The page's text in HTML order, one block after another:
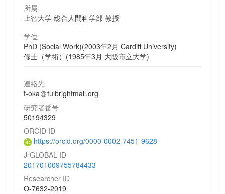
所属
上智大学 総合人間科学部 教授
学位
PhD (Social Work)(2003年2月 Cardiff University)
修士（学術）(1985年3月 大阪市立大学)
連絡先
t-oka
fulbrightmail.org
研究者番号
50194329
ORCID ID
https://orcid.org/0000-0002-7451-9628
J-GLOBAL ID
201701009755784433
Researcher ID
O-7632-2019